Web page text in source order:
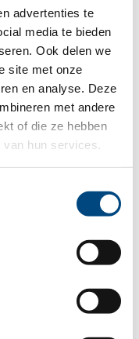
advertenties te
media te bieden
Ook delen we
site met onze
en analyse. Deze
met andere
of die ze hebben
hun services.
op zoek zijn?
uw CV en
van Crown
Voor meer